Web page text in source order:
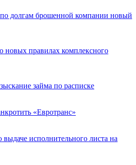
долгам брошенной компании новый
новых правилах комплексного
займа по расписке
«Евротранс»
выдаче исполнительного листа на